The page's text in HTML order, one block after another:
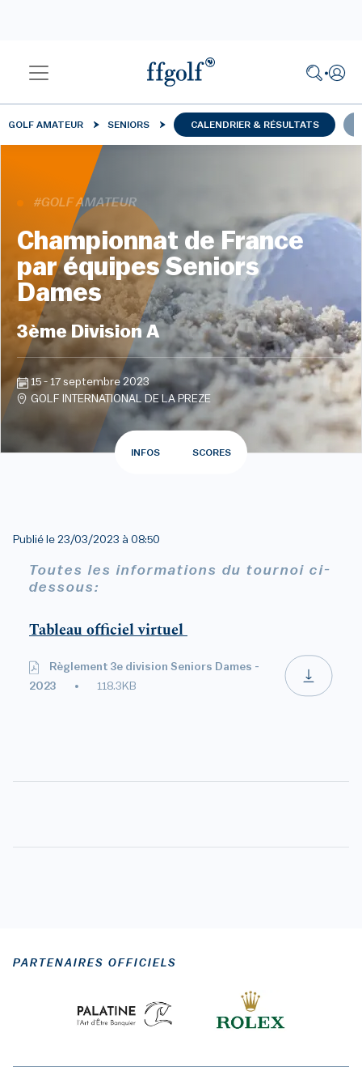
GOLF AMATEUR SENIORS CALENDRIER & RÉSULTATS
#GOLF AMATEUR
Championnat de France
par équipes Seniors
Dames
3ème Division A
15 - 17 septembre 2023
GOLF INTERNATIONAL DE LA PREZE
INFOS SCORES
Publié le 23/03/2023 à 08:50
Toutes les informations du tournoi ci-
dessous:
Tableau officiel virtuel
Règlement 3e division Seniors Dames -
2023
118.3KB
PARTENAIRES OFFICIELS